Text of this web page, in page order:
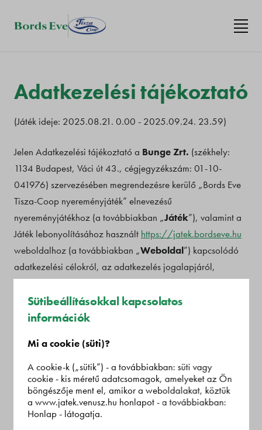
Adatkezelési tájékoztató
(Játék ideje: 2025.08.21. 0.00 - 2025.09.24. 23.59)
Jelen Adatkezelési tájékoztató a Bunge Zrt. (székhely:
1134 Budapest, Váci út 43., cégjegyzékszám: 01-10-
041976) szervezésében megrendezésre kerülő „Bords Eve
Tisza-Coop nyereményjáték” elnevezésű
nyereményjátékhoz (a továbbiakban „Játék”), valamint a
Játék lebonyolításához használt https://jatek.bordseve.hu
weboldalhoz (a továbbiakban „Weboldal”) kapcsolódó
adatkezelési célokról, az adatkezelés jogalapjáról,
időtartamáról, címzettekről, az adatkezeléssel
kapcsolatban a Játékban résztvevők jogairól, jogorvoslati
lehetőségekről tartalmaz tájékoztatást.
Jelen Adatkezelési tájékoztató a „Bords Eve Tisza-Coop
nyereményjáték” Promóciós játék Részvételi- és
Játékszabályzat elválaszthatatlan részét képezi. A jelen
Adatkezelési tájékoztatóban külön nem definiált fogalmak
a Részvételi- és Játékszabályzatban már definiált jelentéssel
Sütibeállításokkal kapcsolatos
információk
Mi a cookie (süti)?
A cookie-k („sütik”) - a továbbiakban: süti vagy
cookie - kis méretű adatcsomagok, amelyeket az Ön
böngészője ment el, amikor a weboldalakat, köztük
a www.jatek.venusz.hu honlapot - a továbbiakban:
Honlap - látogatja.